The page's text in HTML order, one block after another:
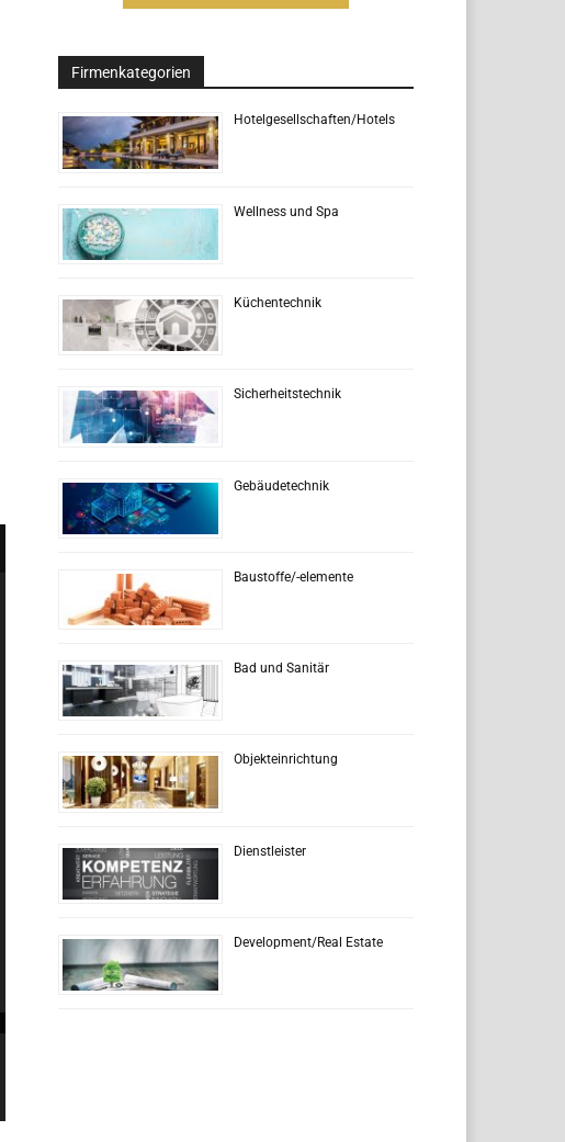
Firmenkategorien
Hotelgesellschaften/Hotels
Wellness und Spa
Küchentechnik
Sicherheitstechnik
Gebäudetechnik
Baustoffe/-elemente
Bad und Sanitär
Objekteinrichtung
Dienstleister
Development/Real Estate